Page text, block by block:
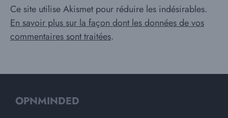
Ce site utilise Akismet pour réduire les indésirables.
En savoir plus sur la façon dont les données de vos
commentaires sont traitées.
OPNMINDED